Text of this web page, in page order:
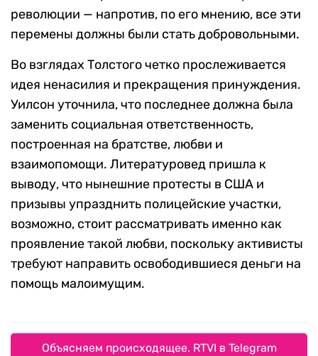
революции — напротив, по его мнению, все эти
перемены должны были стать добровольными.
Во взглядах Толстого четко прослеживается
идея ненасилия и прекращения принуждения.
Уилсон уточнила, что последнее должна была
заменить социальная ответственность,
построенная на братстве, любви и
взаимопомощи. Литературовед пришла к
выводу, что нынешние протесты в США и
призывы упразднить полицейские участки,
возможно, стоит рассматривать именно как
проявление такой любви, поскольку активисты
требуют направить освободившиеся деньги на
помощь малоимущим.
Объясняем происходящее. RTVI в Telegram